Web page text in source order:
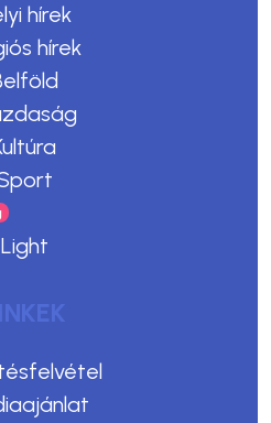
hírek
hírek
Light